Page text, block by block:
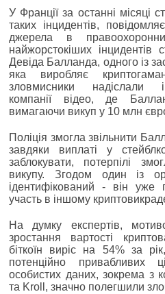
У Франції за останні місяці
таких інцидентів,
джерела в
найжорстокіших інцидентів
Девіда Балланда, одного із
яка виробляє
зловмисники надіслали
компанії відео, де
вимагаючи викуп у 10 млн
Поліція змогла звільнити
завдяки виплаті у
заблокувати, потерпілі
викупу. Згодом один із
ідентифікований - він уже
участь в іншому
На думку експертів,
зростання вартості
біткоїн виріс на 54% за
потенційно привабливих
особистих даних, зокрема з
та Kroll, значно полегшили